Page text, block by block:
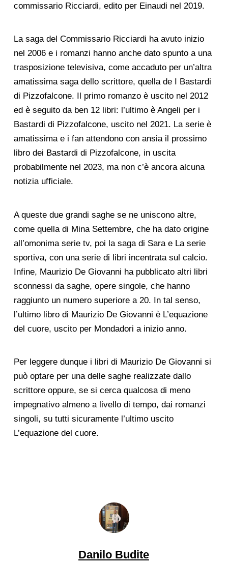
commissario Ricciardi, edito per Einaudi nel 2019.
La saga del Commissario Ricciardi ha avuto inizio
nel 2006 e i romanzi hanno anche dato spunto a una
trasposizione televisiva, come accaduto per un’altra
amatissima saga dello scrittore, quella de I Bastardi
di Pizzofalcone. Il primo romanzo è uscito nel 2012
ed è seguito da ben 12 libri: l’ultimo è Angeli per i
Bastardi di Pizzofalcone, uscito nel 2021. La serie è
amatissima e i fan attendono con ansia il prossimo
libro dei Bastardi di Pizzofalcone, in uscita
probabilmente nel 2023, ma non c’è ancora alcuna
notizia ufficiale.
A queste due grandi saghe se ne uniscono altre,
come quella di Mina Settembre, che ha dato origine
all’omonima serie tv, poi la saga di Sara e La serie
sportiva, con una serie di libri incentrata sul calcio.
Infine, Maurizio De Giovanni ha pubblicato altri libri
sconnessi da saghe, opere singole, che hanno
raggiunto un numero superiore a 20. In tal senso,
l’ultimo libro di Maurizio De Giovanni è L’equazione
del cuore, uscito per Mondadori a inizio anno.
Per leggere dunque i libri di Maurizio De Giovanni si
può optare per una delle saghe realizzate dallo
scrittore oppure, se si cerca qualcosa di meno
impegnativo almeno a livello di tempo, dai romanzi
singoli, su tutti sicuramente l’ultimo uscito
L’equazione del cuore.
Danilo Budite